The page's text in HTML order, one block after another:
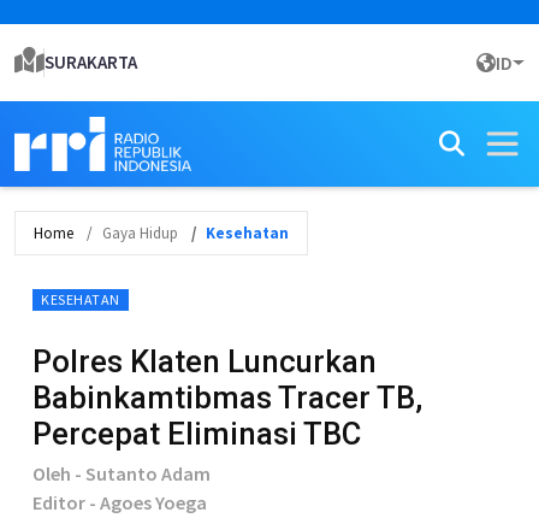
SURAKARTA ID
Home Gaya Hidup Kesehatan
KESEHATAN
Polres Klaten Luncurkan
Babinkamtibmas Tracer TB,
Percepat Eliminasi TBC
Oleh - Sutanto Adam
Editor - Agoes Yoega